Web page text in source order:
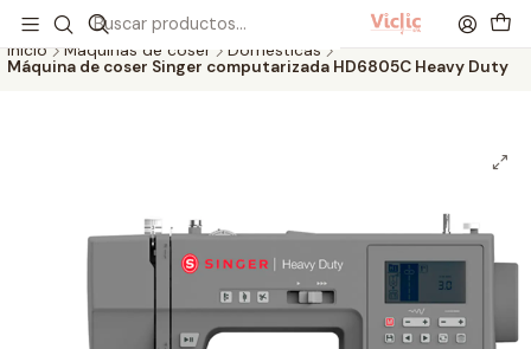
Este es el texto del slide
Leer más
Inicio
Máquinas de coser
Domésticas
Máquina de coser Singer computarizada HD6805C Heavy Duty